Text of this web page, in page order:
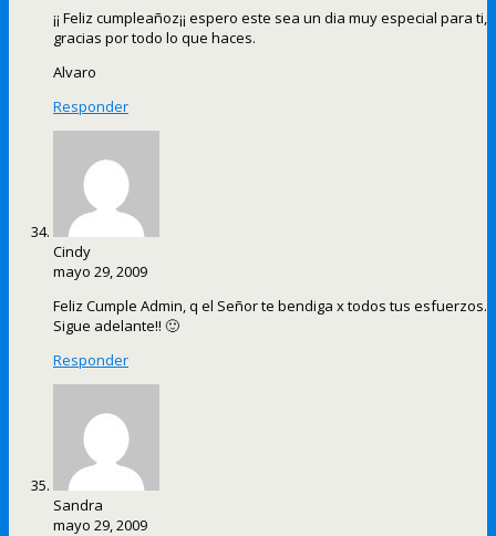
¡¡ Feliz cumpleañoz¡¡ espero este sea un dia muy especial para ti,
gracias por todo lo que haces.
Alvaro
Responder
Cindy
mayo 29, 2009
Feliz Cumple Admin, q el Señor te bendiga x todos tus esfuerzos.
Sigue adelante!! 🙂
Responder
Sandra
mayo 29, 2009